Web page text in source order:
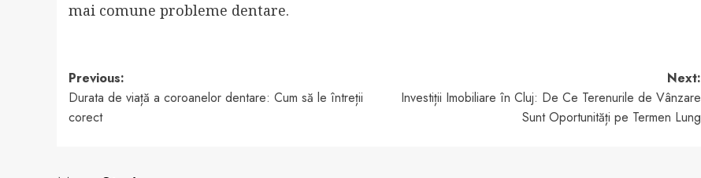
mai comune probleme dentare.
Post
navigation
Previous:
Durata de viață a coroanelor dentare: Cum să le întreții
corect
Next:
Investiții Imobiliare în Cluj: De Ce Terenurile de Vânzare
Sunt Oportunități pe Termen Lung